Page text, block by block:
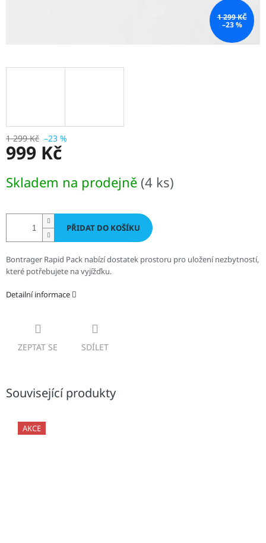
1 299 KČ
–23 %
1 299 Kč –23 %
999 Kč
cena:
Skladem na prodejně (4 ks)
PŘIDAT DO KOŠÍKU
Bontrager Rapid Pack nabízí dostatek prostoru pro uložení nezbytností,
které potřebujete na vyjížďku.
Detailní informace
ZEPTAT SE SDÍLET
Související produkty
AKCE